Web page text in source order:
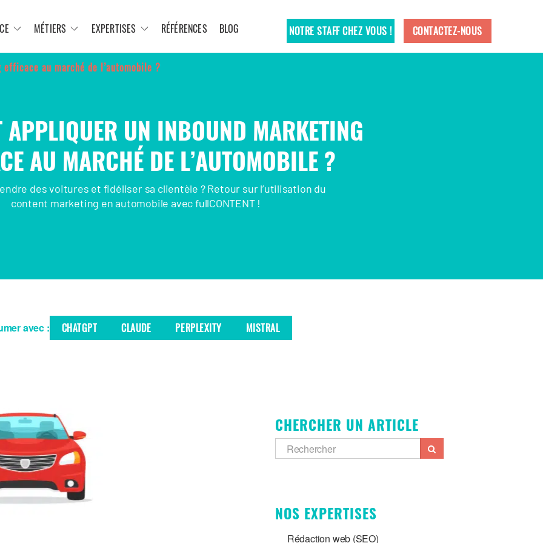
MÉTIERS EXPERTISES RÉFÉRENCES BLOG NOTRE STAFF CHEZ VOUS ! CONTACTEZ-NOUS
au marché de l’automobile ?
APPLIQUER UN INBOUND MARKETING
AU MARCHÉ DE L’AUTOMOBILE ?
des voitures et fidéliser sa clientèle ? Retour sur l’utilisation du
content marketing en automobile avec fullCONTENT !
avec : CHATGPT CLAUDE PERPLEXITY MISTRAL
CHERCHER UN ARTICLE
NOS EXPERTISES
Rédaction web (SEO)